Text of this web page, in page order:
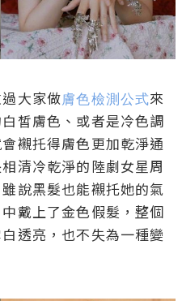
大家做膚色檢測公式來
皙膚色、或者是冷色調
襯托得膚色更加乾淨通
清冷乾淨的陸劇女星周
說黑髮也能襯托她的氣
戴上了金色假髮，整個
透亮，也不失為一種變